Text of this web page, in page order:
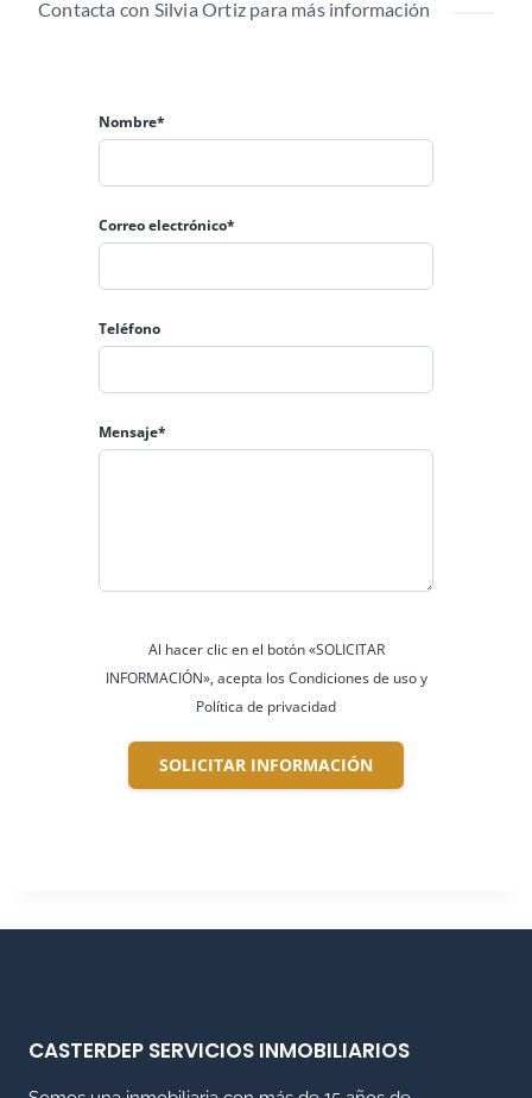
Contacta con Silvia Ortiz para más información
Nombre*
Correo electrónico*
Teléfono
Mensaje*
Al hacer clic en el botón «SOLICITAR
INFORMACIÓN», acepta los Condiciones de uso y
Política de privacidad
SOLICITAR INFORMACIÓN
CASTERDEP SERVICIOS INMOBILIARIOS